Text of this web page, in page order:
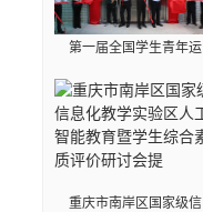
第一届全国学生青年运
重庆市南岸区国家级信